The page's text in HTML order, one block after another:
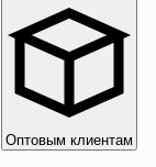
Оптовым клиентам